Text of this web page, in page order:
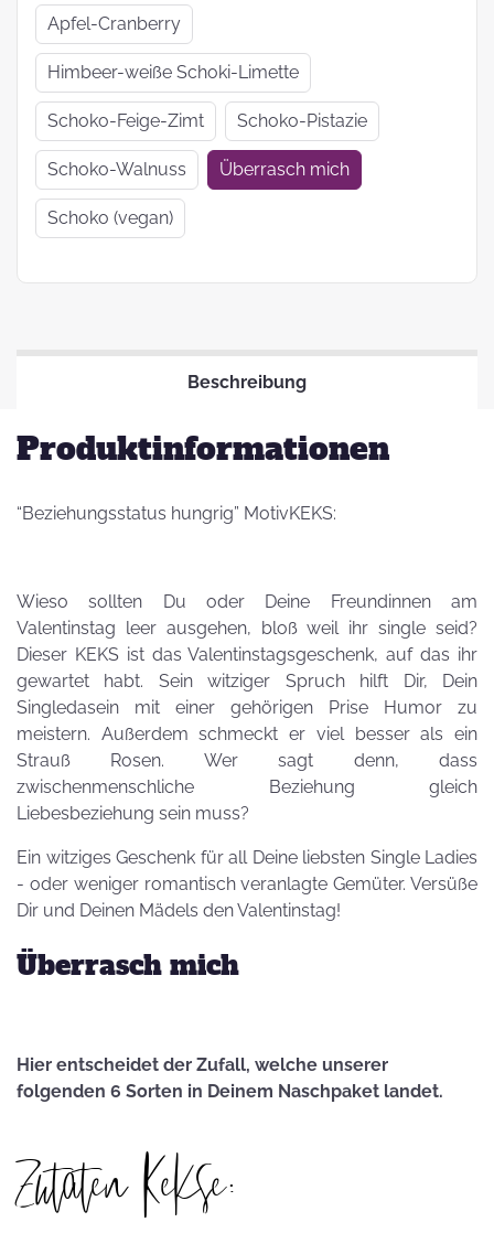
Apfel-Cranberry
Himbeer-weiße Schoki-Limette
Schoko-Feige-Zimt Schoko-Pistazie
Schoko-Walnuss Überrasch mich
Schoko (vegan)
Beschreibung
Produktinformationen
“Beziehungsstatus hungrig” MotivKEKS:
Wieso sollten Du oder Deine Freundinnen am
Valentinstag leer ausgehen, bloß weil ihr single seid?
Dieser KEKS ist das Valentinstagsgeschenk, auf das ihr
gewartet habt. Sein witziger Spruch hilft Dir, Dein
Singledasein mit einer gehörigen Prise Humor zu
meistern. Außerdem schmeckt er viel besser als ein
Strauß Rosen. Wer sagt denn, dass
zwischenmenschliche Beziehung gleich
Liebesbeziehung sein muss?
Ein witziges Geschenk für all Deine liebsten Single Ladies
- oder weniger romantisch veranlagte Gemüter. Versüße
Dir und Deinen Mädels den Valentinstag!
Überrasch mich
Hier entscheidet der Zufall, welche unserer
folgenden 6 Sorten in Deinem Naschpaket landet.
Zutaten Kekse: